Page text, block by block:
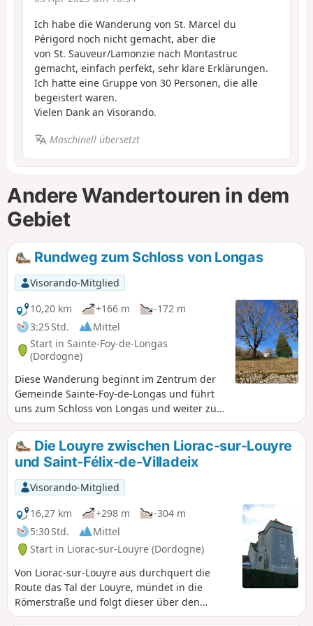
Ich habe die Wanderung von St. Marcel du
Périgord noch nicht gemacht, aber die
von St. Sauveur/Lamonzie nach Montastruc
gemacht, einfach perfekt, sehr klare Erklärungen.
Ich hatte eine Gruppe von 30 Personen, die alle
begeistert waren.
Vielen Dank an Visorando.
Maschinell übersetzt
Andere Wandertouren in dem
Gebiet
Rundweg zum Schloss von Longas
Visorando-Mitglied
10,20 km
+166 m
-172 m
3:25 Std.
Mittel
Start in Sainte-Foy-de-Longas
(Dordogne)
Diese Wanderung beginnt im Zentrum der
Gemeinde Sainte-Foy-de-Longas und führt
uns zum Schloss von Longas und weiter zum
Plateau „des Fargues“, das einen herrlichen
Ausblick bietet. Sowohl auf dem Hinweg als
auch auf dem Rückweg muss man auf einer
Strecke von 400 m die D32 nehmen. Der Rest
ist pures Vergnügen.
Die Louyre zwischen Liorac-sur-Louyre
und Saint-Félix-de-Villadeix
Visorando-Mitglied
16,27 km
+298 m
-304 m
5:30 Std.
Mittel
Start in Liorac-sur-Louyre (Dordogne)
Von Liorac-sur-Louyre aus durchquert die
Route das Tal der Louyre, mündet in die
Römerstraße und folgt dieser über den
Feudalhügel bis nach Saint-Félix-de-Villadeix.